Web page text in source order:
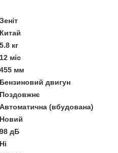
Зеніт
Китай
5.8 кг
12 міс
455 мм
Бензиновий двигун
Поздовжнє
Автоматична (вбудована)
Новий
98 дБ
Ні